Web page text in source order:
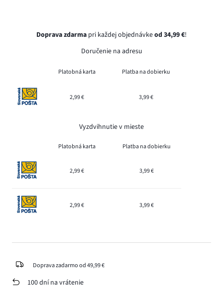
Doprava zdarma pri každej objednávkeod 34,99 €!
Doručenie na adresu
Platobná karta Platba na dobierku
2,99 € 3,99 €
Vyzdvihnutie v mieste
Platobná karta Platba na dobierku
2,99 € 3,99 €
2,99 € 3,99 €
Doprava zadarmo od 49,99 €
100 dní na vrátenie